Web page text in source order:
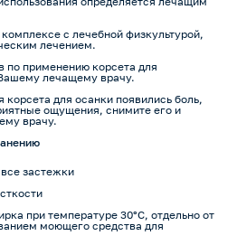
с лечебной физкультурой,
лечением.
по применению корсета для
лечащему врачу.
корсета для осанки появились боль,
ощущения, снимите его и
врачу.
все застежки
при температуре 30°C, отдельно от
моющего средства для